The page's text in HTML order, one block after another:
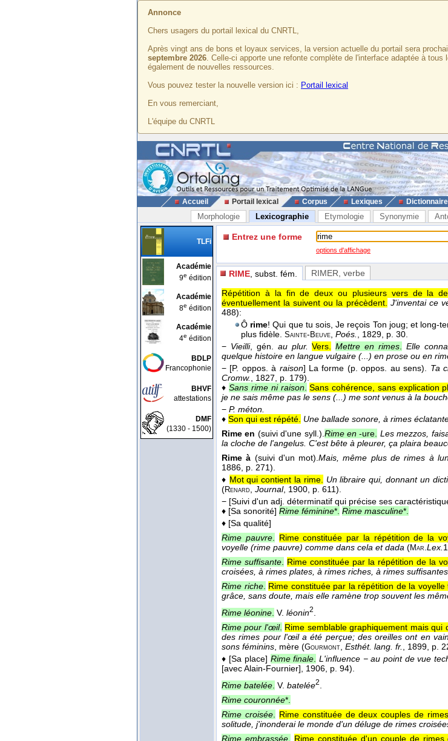
Annonce
Chers usagers du portail lexical du CNRTL,
Après vingt ans de bons et loyaux services, la version actuelle du portail sera
septembre 2026. Celle-ci apporte une refonte complète de l'interface adaptée à
également de nouvelles ressources.
Vous pouvez tester la nouvelle version ici : Portail lexical
En vous remerciant,
L'équipe du CNRTL
Accueil Portail lexical Corpus Lexiques
Morphologie Lexicographie Etymologie Synonymie
TLFi
Académie
9e édition
Académie
8e édition
Académie
4e édition
BDLP
Francophonie
BHVF
attestations
DMF
(1330 - 1500)
Entrez une forme
options d'affichage
RIME , subst. fém. RIMER , verbe
Répétition à la fin de deux ou plusieurs vers de la
éventuellement la suivent ou la précèdent. J'inventai ce
488):
Ô rime! Qui que tu sois, Je reçois Ton joug; et long-
plus fidèle. Sainte- Beuve, Poés., 1829, p. 30.
− Vieilli, gén. au plur. Vers. Mettre en rimes. Elle
quelque histoire en langue vulgaire (...) en prose ou en
− [P. oppos. à raison] La forme (p. oppos. au sens). Ta
Cromw., 1827, p. 179).
♦Sans rime ni raison. Sans cohérence, sans explication
je ne sais même pas le sens (...) me sont venus à la
− P. méton.
♦ Son qui est répété. Une ballade sonore, à rimes
Rime en (suivi d'une syll.).Rime en-ure. Les mezzos,
la cloche de l'angelus. C'est bête à pleurer, ça plaira
Rime à (suivi d'un mot).Mais, même plus de rimes à
1886, p. 271).
♦ Mot qui contient la rime. Un libraire qui, donnant un
(Renard, Journal, 1900, p. 611).
− [Suivi d'un adj. déterminatif qui précise ses
♦ [Sa sonorité] Rime féminine*. Rime masculine*.
♦ [Sa qualité]
Rime pauvre. Rime constituée par la répétition de la
voyelle (rime pauvre) comme dans cela et dada (Mar.Lex.
Rime suffisante. Rime constituée par la répétition de la
croisées, à rimes plates, à rimes riches, à rimes suffisantes
Rime riche. Rime constituée par la répétition de la
grâce, sans doute, mais elle ramène trop souvent les
Rime léonine V. léonin2
Rime pour l'œil. Rime semblable graphiquement mais qui
des rimes pour l'œil a été perçue; des oreilles ont en
sons féminins , mère (Gourmont Esthét. lang. fr. , 1899 , p.
♦ [Sa place] Rime finale L'influence − au point de vue
[avec Alain-Fournier] , 1906 , p. 94).
Rime batelée V. batelée2
Rime couronnée*.
Rime croisée. Rime constituée de deux couples de
solitude, j'inonderai le monde d'un déluge de rimes
Rime embrassée.
Rime constituée d'un couple de